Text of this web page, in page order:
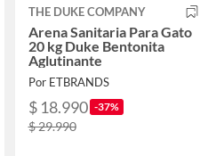
THE DUKE COMPANY
Arena Sanitaria Para Gato
20 kg Duke Bentonita
Aglutinante
Por ETBRANDS
$ 18.990 -37%
$ 29.990